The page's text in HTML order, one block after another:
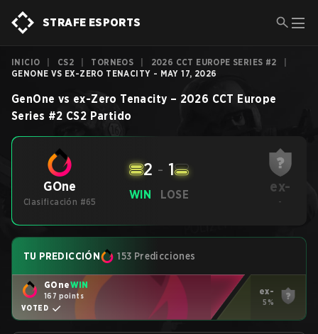
STRAFE ESPORTS
INICIO CS2 TORNEOS 2026 CCT EUROPE SERIES #2
GENONE VS EX-ZERO TENACITY - MAY 17, 2026
GenOne vs ex-Zero Tenacity – 2026 CCT Europe
Series #2 CS2 Partido
GOne
Clasificación #65
WIN
2 - 1
LOSE ex-
-
TU PREDICCIÓN 153 Predicciones
GOneWIN
167 points
VOTED
ex-
5%